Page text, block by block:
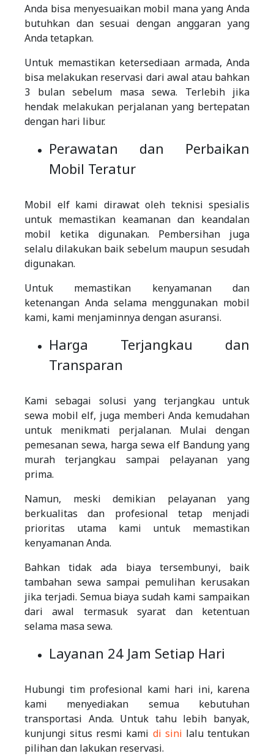
Anda bisa menyesuaikan mobil mana yang Anda
butuhkan dan sesuai dengan anggaran yang
Anda tetapkan.
Untuk memastikan ketersediaan armada, Anda
bisa melakukan reservasi dari awal atau bahkan
3 bulan sebelum masa sewa. Terlebih jika
hendak melakukan perjalanan yang bertepatan
dengan hari libur.
Perawatan dan Perbaikan
Mobil Teratur
Mobil elf kami dirawat oleh teknisi spesialis
untuk memastikan keamanan dan keandalan
mobil ketika digunakan. Pembersihan juga
selalu dilakukan baik sebelum maupun sesudah
digunakan.
Untuk memastikan kenyamanan dan
ketenangan Anda selama menggunakan mobil
kami, kami menjaminnya dengan asuransi.
Harga Terjangkau dan
Transparan
Kami sebagai solusi yang terjangkau untuk
sewa mobil elf, juga memberi Anda kemudahan
untuk menikmati perjalanan. Mulai dengan
pemesanan sewa, harga sewa elf Bandung yang
murah terjangkau sampai pelayanan yang
prima.
Namun, meski demikian pelayanan yang
berkualitas dan profesional tetap menjadi
prioritas utama kami untuk memastikan
kenyamanan Anda.
Bahkan tidak ada biaya tersembunyi, baik
tambahan sewa sampai pemulihan kerusakan
jika terjadi. Semua biaya sudah kami sampaikan
dari awal termasuk syarat dan ketentuan
selama masa sewa.
Layanan 24 Jam Setiap Hari
Hubungi tim profesional kami hari ini, karena
kami menyediakan semua kebutuhan
transportasi Anda. Untuk tahu lebih banyak,
kunjungi situs resmi kami di sini lalu tentukan
pilihan dan lakukan reservasi.